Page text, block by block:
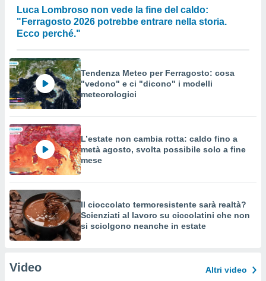
Luca Lombroso non vede la fine del caldo:
"Ferragosto 2026 potrebbe entrare nella storia.
Ecco perché."
Tendenza Meteo per Ferragosto: cosa
"vedono" e ci "dicono" i modelli
meteorologici
L’estate non cambia rotta: caldo fino a
metà agosto, svolta possibile solo a fine
mese
Il cioccolato termoresistente sarà realtà?
Scienziati al lavoro su ciccolatini che non
si sciolgono neanche in estate
Video Altri video